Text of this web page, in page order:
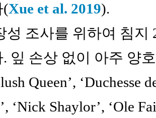
(Xue et al. 2019).
성 조사를 위하여 침
잎 손상 없이 아주 양
Queen’, ‘Duchesse
‘Nick Shaylor’, ‘Ole